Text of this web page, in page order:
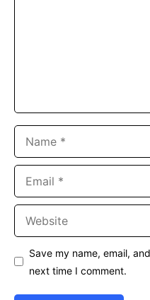
Save my name, email,
next time I comment.